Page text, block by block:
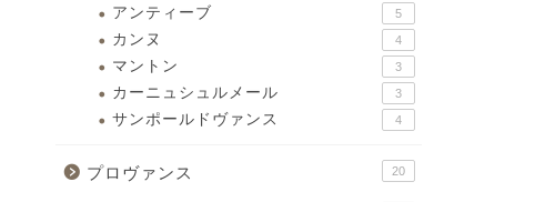
アンティーブ 5
カンヌ 4
マントン 3
カーニュシュルメール 3
サンポールドヴァンス 4
プロヴァンス 20